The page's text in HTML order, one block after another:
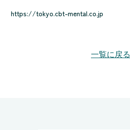
https://tokyo.cbt-mental.co.jp
一覧に戻る